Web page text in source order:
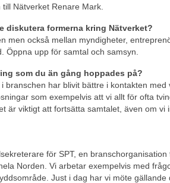
Nätverket Renare Mark.
diskutera formerna kring Nätverket?
men också mellan myndigheter,
Öppna upp för samtal och samsyn.
som du än gång hoppades på?
branschen har blivit bättre i kontakten
som exempelvis att vi allt för ofta
är viktigt att fortsätta samtalet, även om
för SPT, en
Norden. Vi arbetar exempelvis med
Just i dag har vi möte